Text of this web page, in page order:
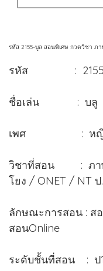
รหัส 2155-บูล สอนพิเศษ กวดวิชา ภ
รหัส :
ชื่อเล่น : บลู
เพศ : หญิ
วิชาที่สอน : ภาษา
โยง / ONET / NT ป
ลักษณะการสอน : ส
สอนOnline
ระดับชั้นที่สอน : ป